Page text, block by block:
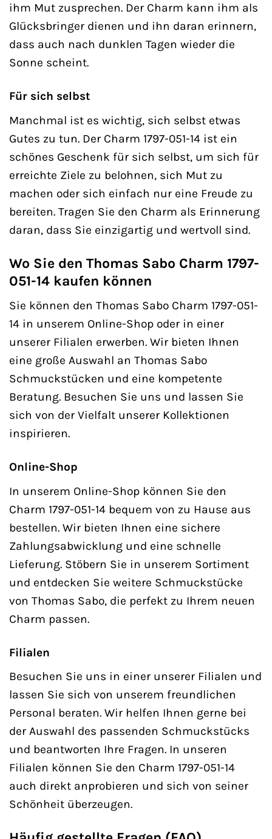
ihm Mut zusprechen. Der Charm kann ihm als
Glücksbringer dienen und ihn daran erinnern,
dass auch nach dunklen Tagen wieder die
Sonne scheint.
Für sich selbst
Manchmal ist es wichtig, sich selbst etwas
Gutes zu tun. Der Charm 1797-051-14 ist ein
schönes Geschenk für sich selbst, um sich für
erreichte Ziele zu belohnen, sich Mut zu
machen oder sich einfach nur eine Freude zu
bereiten. Tragen Sie den Charm als Erinnerung
daran, dass Sie einzigartig und wertvoll sind.
Wo Sie den Thomas Sabo Charm 1797-
051-14 kaufen können
Sie können den Thomas Sabo Charm 1797-051-
14 in unserem Online-Shop oder in einer
unserer Filialen erwerben. Wir bieten Ihnen
eine große Auswahl an Thomas Sabo
Schmuckstücken und eine kompetente
Beratung. Besuchen Sie uns und lassen Sie
sich von der Vielfalt unserer Kollektionen
inspirieren.
Online-Shop
In unserem Online-Shop können Sie den
Charm 1797-051-14 bequem von zu Hause aus
bestellen. Wir bieten Ihnen eine sichere
Zahlungsabwicklung und eine schnelle
Lieferung. Stöbern Sie in unserem Sortiment
und entdecken Sie weitere Schmuckstücke
von Thomas Sabo, die perfekt zu Ihrem neuen
Charm passen.
Filialen
Besuchen Sie uns in einer unserer Filialen und
lassen Sie sich von unserem freundlichen
Personal beraten. Wir helfen Ihnen gerne bei
der Auswahl des passenden Schmuckstücks
und beantworten Ihre Fragen. In unseren
Filialen können Sie den Charm 1797-051-14
auch direkt anprobieren und sich von seiner
Schönheit überzeugen.